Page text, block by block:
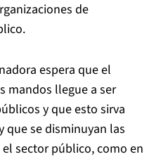
de
espera que el
mandos llegue a ser
y que esto sirva
se disminuyan las
sector público, como en